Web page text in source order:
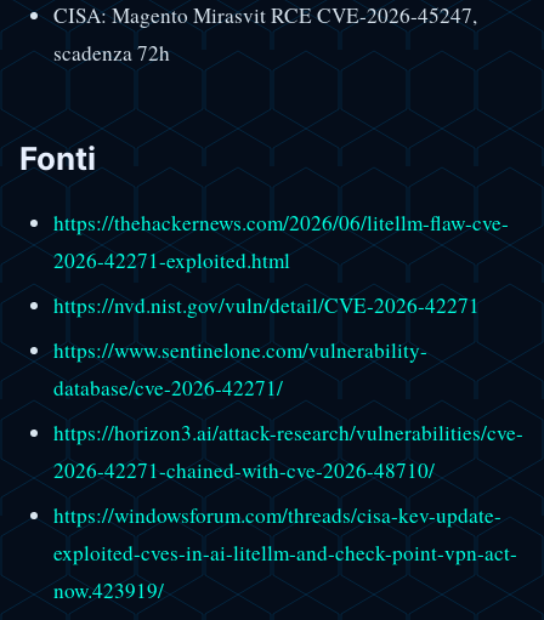
CISA: Magento Mirasvit RCE CVE-2026-45247,
scadenza 72h
Fonti
https://thehackernews.com/2026/06/litellm-flaw-cve-
2026-42271-exploited.html
https://nvd.nist.gov/vuln/detail/CVE-2026-42271
https://www.sentinelone.com/vulnerability-
database/cve-2026-42271/
https://horizon3.ai/attack-research/vulnerabilities/cve-
2026-42271-chained-with-cve-2026-48710/
https://windowsforum.com/threads/cisa-kev-update-
exploited-cves-in-ai-litellm-and-check-point-vpn-act-
now.423919/